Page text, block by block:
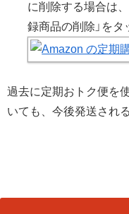
に削除する場合は
録商品の削除」をタ
過去に定期おトク便を
いても、今後発送され